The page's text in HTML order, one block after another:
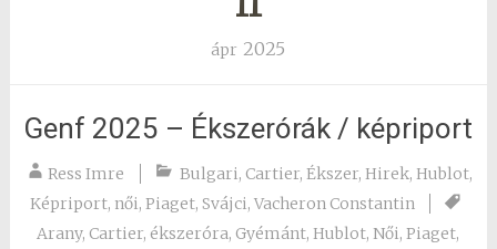
ápr 2025
Genf 2025 – Ékszerórák / képriport
Ress Imre Bulgari, Cartier,Ékszer,Hirek,Hublot,
Képriport, női,Piaget,Svájci,Vacheron Constantin
Arany, Cartier, ékszeróra, Gyémánt,Hublot, Női,Piaget,